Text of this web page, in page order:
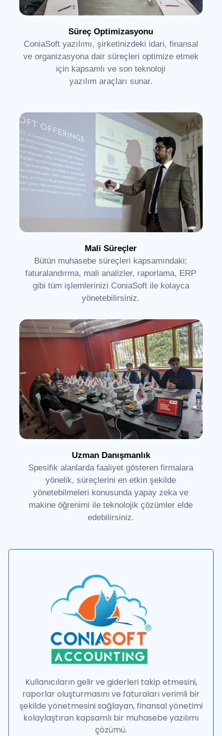
Süreç Optimizasyonu
ConiaSoft yazılımı, şirketinizdeki idari, finansal
ve organizasyona dair süreçleri optimize etmek
için kapsamlı ve son teknoloji
yazılım araçları sunar.
Mali Süreçler
Bütün muhasebe süreçleri kapsamındaki;
faturalandırma, mali analizler, raporlama, ERP
gibi tüm işlemlerinizi ConiaSoft ile kolayca
yönetebilirsiniz.
Uzman Danışmanlık
Spesifik alanlarda faaliyet gösteren firmalara
yönelik, süreçlerini en etkin şekilde
yönetebilmeleri konusunda yapay zeka ve
makine öğrenimi ile teknolojik çözümler elde
edebilirsiniz.
Kullanıcıların gelir ve giderleri takip etmesini,
raporlar oluşturmasını ve faturaları verimli bir
şekilde yönetmesini sağlayan, finansal yönetimi
kolaylaştıran kapsamlı bir muhasebe yazılımı
çözümü.